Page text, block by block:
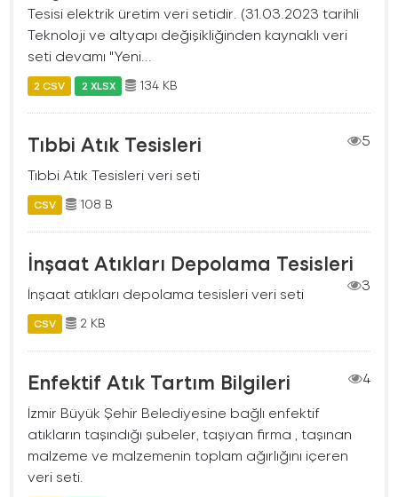
Tesisi elektrik üretim veri setidir. (31.03.2023 tarihli
Teknoloji ve altyapı değişikliğinden kaynaklı veri
seti devamı "Yeni...
2 CSV 2 XLSX 134 KB
Tıbbi Atık Tesisleri
5
Tıbbi Atık Tesisleri veri seti
CSV 108 B
İnşaat Atıkları Depolama Tesisleri
3
İnşaat atıkları depolama tesisleri veri seti
CSV 2 KB
Enfektif Atık Tartım Bilgileri
4
İzmir Büyük Şehir Belediyesine bağlı enfektif
atıkların taşındığı şubeler, taşıyan firma , taşınan
malzeme ve malzemenin toplam ağırlığını içeren
veri seti.